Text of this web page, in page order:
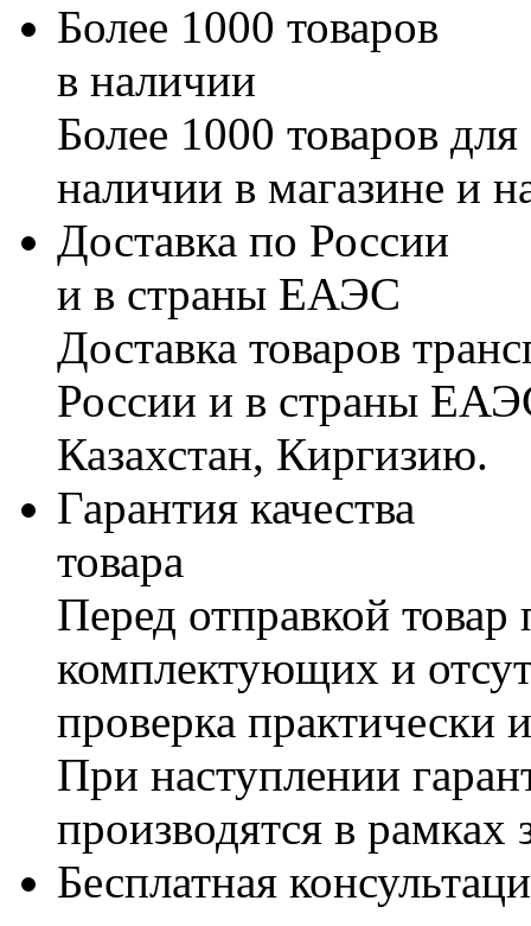
Более 1000 товаров
в наличии
Более 1000 товаров
наличии в магазине и
Доставка по России
и в страны ЕАЭС
Доставка товаров
России и в страны
Казахстан, Киргизию.
Гарантия качества
товара
Перед отправкой товар
комплектующих и
проверка практически
При наступлении
производятся в рамках
Бесплатная